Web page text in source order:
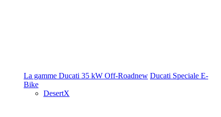
La gamme Ducati 35 kW Off-Roadnew Ducati Speciale E-
Bike
DesertX